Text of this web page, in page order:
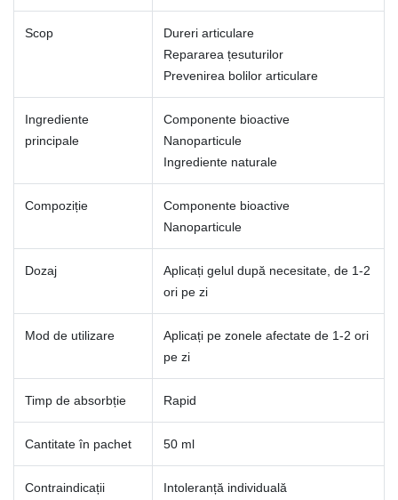
Scop
Dureri articulare
Repararea țesuturilor
Prevenirea bolilor articulare
Ingrediente
principale
Componente bioactive
Nanoparticule
Ingrediente naturale
Compoziție
Componente bioactive
Nanoparticule
Dozaj
Aplicați gelul după necesitate, de 1-2
ori pe zi
Mod de utilizare
Aplicați pe zonele afectate de 1-2 ori
pe zi
Timp de absorbție Rapid
Cantitate în pachet 50 ml
Contraindicații
Intoleranță individuală